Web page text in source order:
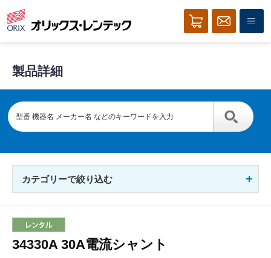
製品詳細
カテゴリーで絞り込む
34330A 30A電流シャント